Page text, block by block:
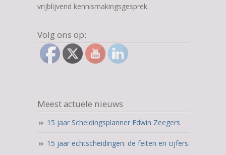
vrijblijvend kennismakingsgesprek.
Volg ons op:
Meest actuele nieuws
15 jaar Scheidingsplanner Edwin Zeegers
15 jaar echtscheidingen: de feiten en cijfers